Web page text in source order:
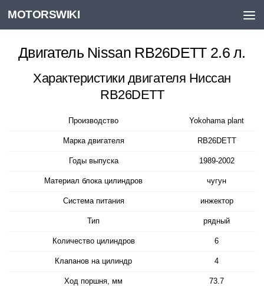
Skip to content
MOTORSWIKI
Двигатель Nissan RB26DETT 2.6 л.
Характеристики двигателя Ниссан
RB26DETT
Производство Yokohama plant
Марка двигателя RB26DETT
Годы выпуска 1989-2002
Материал блока цилиндров чугун
Система питания инжектор
Тип рядный
Количество цилиндров 6
Клапанов на цилиндр 4
Ход поршня, мм 73.7